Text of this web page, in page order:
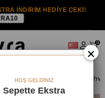
İNDİRİM HEDİYE ÇEKİ!
0
×
HOŞ GELDİNİZ
Sepette Ekstra